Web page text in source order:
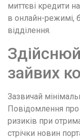
миттєві кредити
в онлайн-режимі,
відділення.
зайвих
Зазвичай
Повідомлення
ризиків при
стрічки новин